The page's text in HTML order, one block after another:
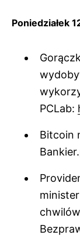
Poniedziałek
PCLab:
Bitcoin